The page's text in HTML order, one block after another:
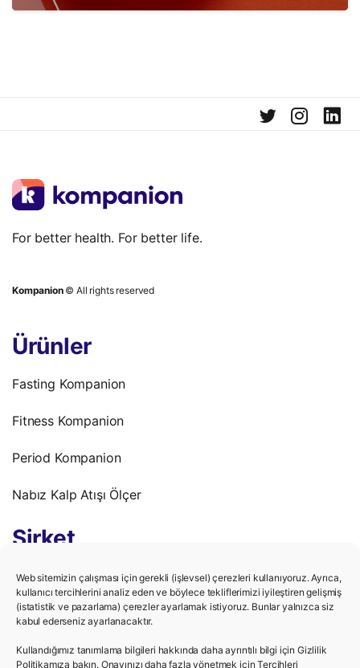
Web sitemizin çalışması için gerekli (işlevsel) çerezleri kullanıyoruz. Ayrıca,
kullanıcı tercihlerini analiz eden ve böylece tekliflerimizi iyileştiren gelişmiş
(istatistik ve pazarlama) çerezler ayarlamak istiyoruz. Bunlar yalnızca siz
kabul ederseniz ayarlanacaktır.
Kullandığımız tanımlama bilgileri hakkında daha ayrıntılı bilgi için Gizlilik
Politikamıza bakın. Onayınızı daha fazla yönetmek için Tercihleri ​​
For better health. For better life.
Kompanion© All rights reserved
Ürünler
Fasting Kompanion
Fitness Kompanion
Period Kompanion
Nabız Kalp Atışı Ölçer
Şirket
Gizlilik Politikası
Kullanım Şartları
Kariyer